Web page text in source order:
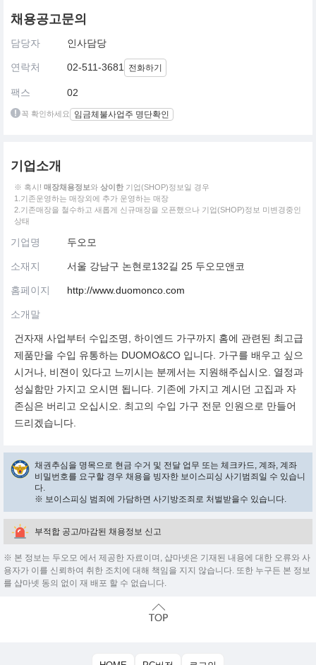
채용공고문의
담당자 인사담당
연락처 02-511-3681 전화하기
팩스 02
꼭 확인하세요 임금체불사업주 명단확인
기업소개
※ 혹시! 매장채용정보와 상이한 기업(SHOP)정보일 경우
1.기존운영하는 매장외에 추가 운영하는 매장
2.기존매장을 철수하고 새롭게 신규매장을 오픈했으나 기업(SHOP)정보 미변경중인
상태
기업명 두오모
소재지 서울 강남구 논현로132길 25 두오모앤코
홈페이지 http://www.duomonco.com
소개말
건자재 사업부터 수입조명, 하이엔드 가구까지 홈에 관련된 최고급
제품만을 수입 유통하는 DUOMO&CO 입니다. 가구를 배우고 싶으
시거나, 비젼이 있다고 느끼시는 분께서는 지원해주십시오. 열정과
성실함만 가지고 오시면 됩니다. 기존에 가지고 계시던 고집과 자
존심은 버리고 오십시오. 최고의 수입 가구 전문 인원으로 만들어
드리겠습니다.
채권추심을 명목으로 현금 수거 및 전달 업무 또는 체크카드, 계좌, 계좌
비밀번호를 요구할 경우 채용을 빙자한 보이스피싱 사기범죄일 수 있습니
다.
※ 보이스피싱 범죄에 가담하면 사기방조죄로 처벌받을수 있습니다.
부적합 공고/마감된 채용정보 신고
※ 본 정보는 두오모 에서 제공한 자료이며, 샵마넷은 기재된 내용에 대한 오류와 사
용자가 이를 신뢰하여 취한 조치에 대해 책임을 지지 않습니다. 또한 누구든 본 정보
를 샵마넷 동의 없이 재 배포 할 수 없습니다.